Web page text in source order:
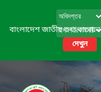
বাংলাদেশ জাতীয় তথ্য বাতায়ন
দেখুন